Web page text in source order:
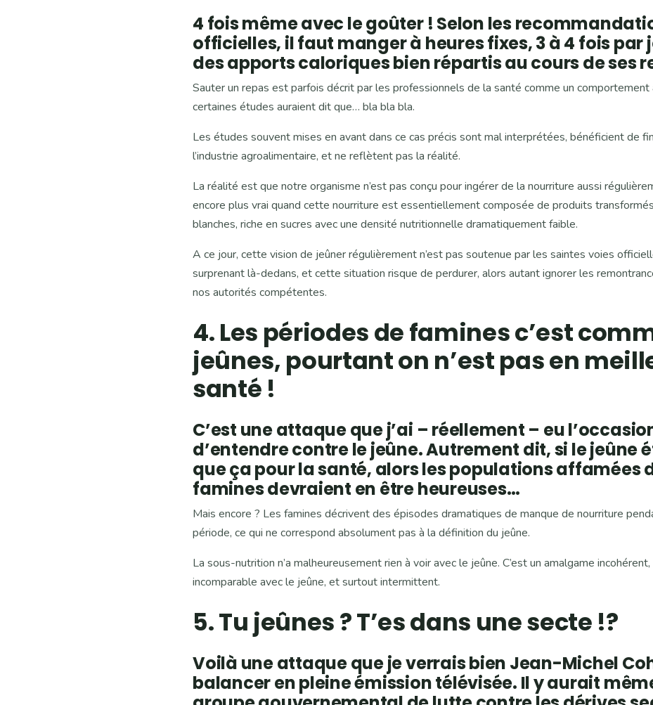
4 fois même avec le goûter ! Selon les
officielles, il faut manger à heures fixes, 3 à 4 fois par
des apports caloriques bien répartis au cours de ses
Sauter un repas est parfois décrit par les professionnels de la santé comme un comportement
certaines études auraient dit que… bla bla bla.
Les études souvent mises en avant dans ce cas précis sont mal interprétées, bénéficient de
l’industrie agroalimentaire, et ne reflètent pas la réalité.
La réalité est que notre organisme n’est pas conçu pour ingérer de la nourriture aussi
encore plus vrai quand cette nourriture est essentiellement composée de produits
blanches, riche en sucres avec une densité nutritionnelle dramatiquement faible.
A ce jour, cette vision de jeûner régulièrement n’est pas soutenue par les saintes voies
surprenant là-dedans, et cette situation risque de perdurer, alors autant ignorer les
nos autorités compétentes.
4. Les périodes de famines c’est
jeûnes, pourtant on n’est pas en
santé !
C’est une attaque que j’ai – réellement – eu
d’entendre contre le jeûne. Autrement dit, si le jeûne
que ça pour la santé, alors les populations affamées
famines devraient en être heureuses…
Mais encore ? Les famines décrivent des épisodes dramatiques de manque de nourriture
période, ce qui ne correspond absolument pas à la définition du jeûne.
La sous-nutrition n’a malheureusement rien à voir avec le jeûne. C’est un amalgame
incomparable avec le jeûne, et surtout intermittent.
5. Tu jeûnes ? T’es dans une secte !?
Voilà une attaque que je verrais bien Jean-Michel
balancer en pleine émission télévisée. Il y aurait